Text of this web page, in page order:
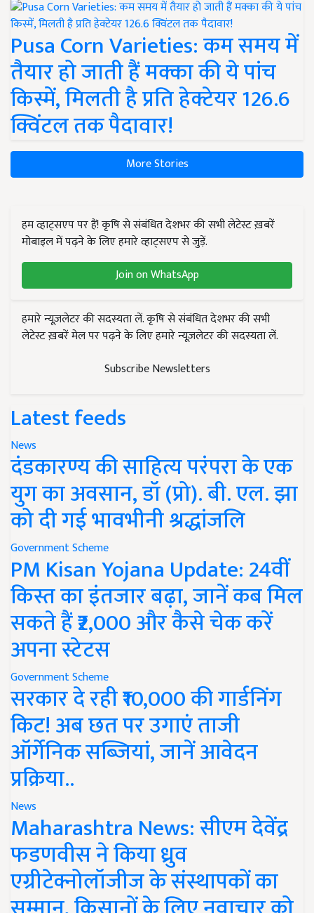
Pusa Corn Varieties: कम समय में
तैयार हो जाती हैं मक्का की ये पांच
किस्में, मिलती है प्रति हेक्टेयर 126.6
क्विंटल तक पैदावार!
More Stories
हम व्हाट्सएप पर हैं! कृषि से संबंधित देशभर की सभी लेटेस्ट ख़बरें
मोबाइल में पढ़ने के लिए हमारे व्हाट्सएप से जुड़ें.
Join on WhatsApp
हमारे न्यूज़लेटर की सदस्यता लें. कृषि से संबंधित देशभर की सभी
लेटेस्ट ख़बरें मेल पर पढ़ने के लिए हमारे न्यूज़लेटर की सदस्यता लें.
Subscribe Newsletters
Latest feeds
News
दंडकारण्य की साहित्य परंपरा के एक
युग का अवसान, डॉ (प्रो). बी. एल. झा
को दी गई भावभीनी श्रद्धांजलि
Government Scheme
PM Kisan Yojana Update: 24वीं
किस्त का इंतजार बढ़ा, जानें कब मिल
सकते हैं ₹2,000 और कैसे चेक करें
अपना स्टेटस
Government Scheme
सरकार दे रही ₹10,000 की गार्डनिंग
किट! अब छत पर उगाएं ताजी
ऑर्गेनिक सब्जियां, जानें आवेदन
प्रक्रिया..
News
Maharashtra News: सीएम देवेंद्र
फडणवीस ने किया ध्रुव
एग्रीटेक्नोलॉजीज के संस्थापकों का